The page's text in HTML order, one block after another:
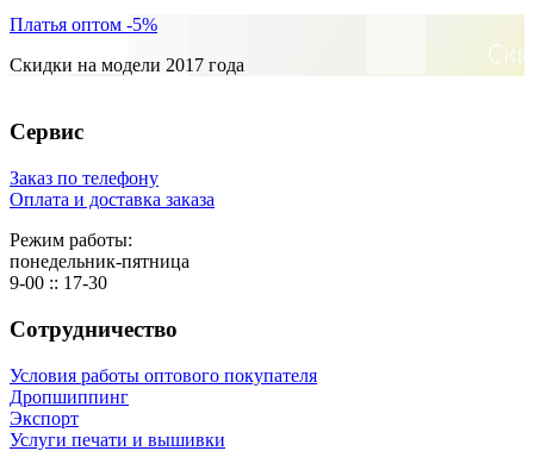
Платья оптом -5%
Скидки на модели 2017 года
Сервис
Заказ по телефону
Оплата и доставка заказа
Режим работы:
понедельник-пятница
9-00 :: 17-30
Сотрудничество
Условия работы оптового покупателя
Дропшиппинг
Экспорт
Услуги печати и вышивки